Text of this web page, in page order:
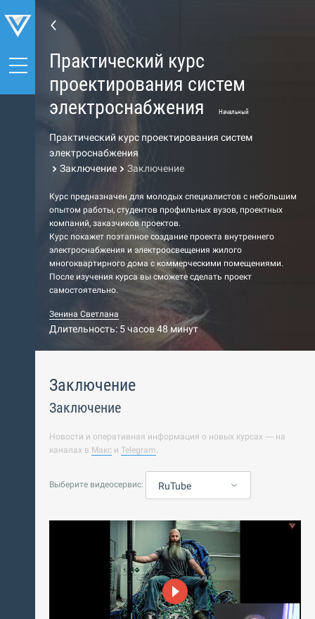
Практический курс
проектирования систем
электроснабжения
Начальный
Практический курс проектирования систем
электроснабжения
Заключение
Заключение
Курс предназначен для молодых специалистов с небольшим
опытом работы, студентов профильных вузов, проектных
компаний, заказчиков проектов.
Курс покажет поэтапное создание проекта внутреннего
электроснабжения и электроосвещения жилого
многоквартирного дома с коммерческими помещениями.
После изучения курса вы сможете сделать проект
самостоятельно.
Зенина Светлана
Длительность: 5 часов 48 минут
Заключение
Заключение
Новости и оперативная информация о новых курсах — на
каналах в Макс и Telegram.
Выберите видеосервис: RuTube